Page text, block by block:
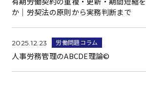
か｜労契法の原則から実務判断まで
2025.12.23 労働問題コラム
人事労務管理のABCDE理論©